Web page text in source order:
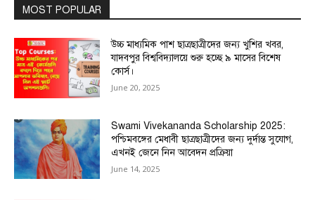
MOST POPULAR
উচ্চ মাধ্যমিক পাশ ছাত্রছাত্রীদের জন্য খুশির খবর,
যাদবপুর বিশ্ববিদ্যালয়ে শুরু হচ্ছে ৯ মাসের বিশেষ
কোর্স।
June 20, 2025
Swami Vivekananda Scholarship 2025:
পশ্চিমবঙ্গের মেধাবী ছাত্রছাত্রীদের জন্য দুর্দান্ত সুযোগ,
এখনই জেনে নিন আবেদন প্রক্রিয়া
June 14, 2025